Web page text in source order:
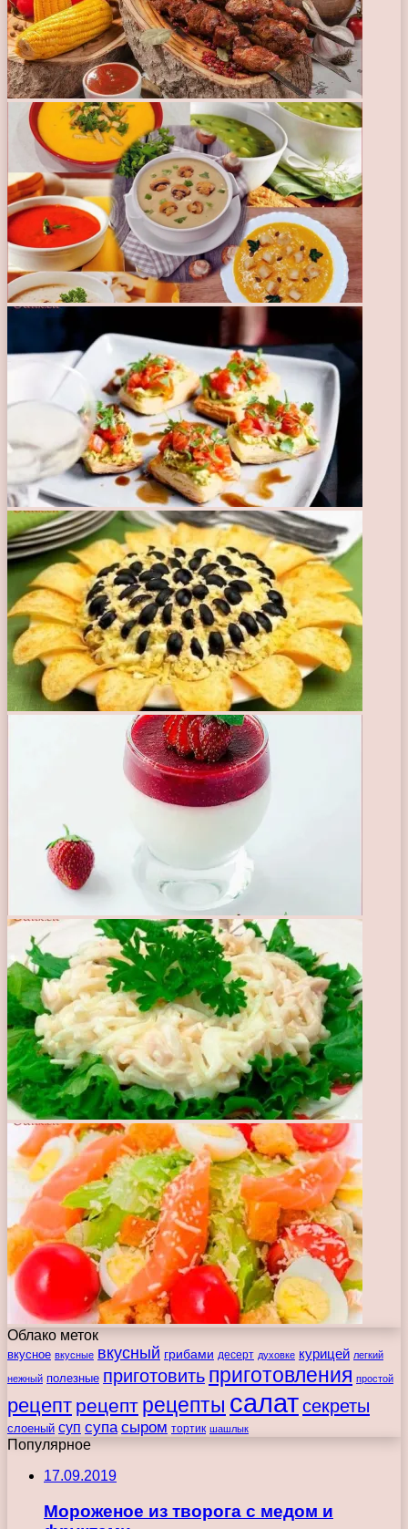
Облако меток
вкусное вкусные вкусный грибами десерт духовке курицей легкий
нежный полезные приготовить приготовления простой
рецепт рецепт рецепты салатсекреты
слоеный суп супа сыром тортик шашлык
Популярное
17.09.2019
Мороженое из творога с медом и